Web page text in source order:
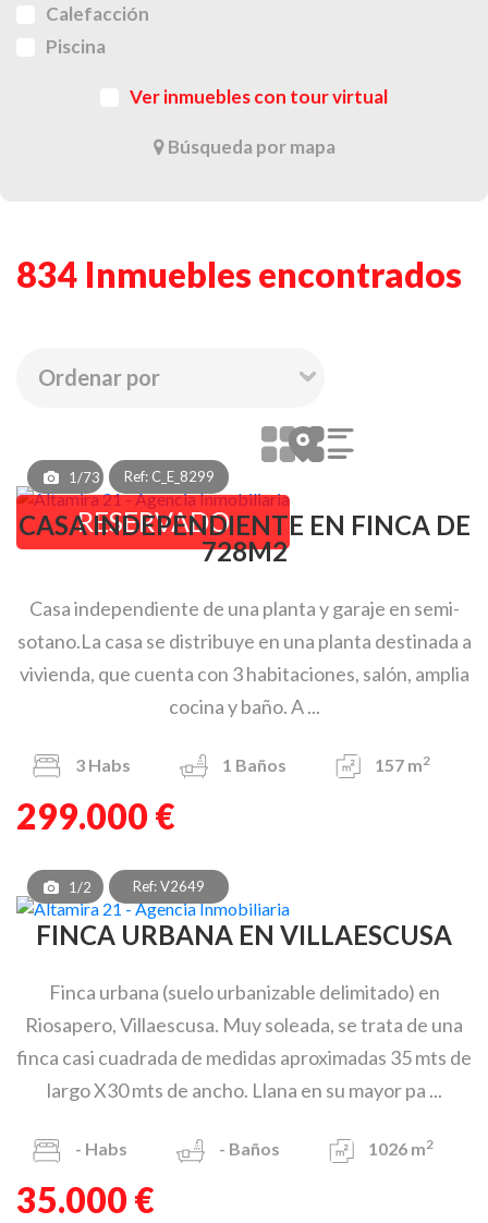
Calefacción
Piscina
Ver inmuebles con tour virtual
Búsqueda por mapa
834 Inmuebles encontrados
1/73 Ref: C_E_8299
RESERVADO
CASA INDEPENDIENTE EN FINCA DE
728M2
Casa independiente de una planta y garaje en semi-
sotano.La casa se distribuye en una planta destinada a
vivienda, que cuenta con 3 habitaciones, salón, amplia
cocina y baño. A ...
3 Habs 1 Baños 157 m2
299.000 €
1/2 Ref: V2649
FINCA URBANA EN VILLAESCUSA
Finca urbana (suelo urbanizable delimitado) en
Riosapero, Villaescusa. Muy soleada, se trata de una
finca casi cuadrada de medidas aproximadas 35 mts de
largo X30 mts de ancho. Llana en su mayor pa ...
- Habs - Baños 1026 m2
35.000 €